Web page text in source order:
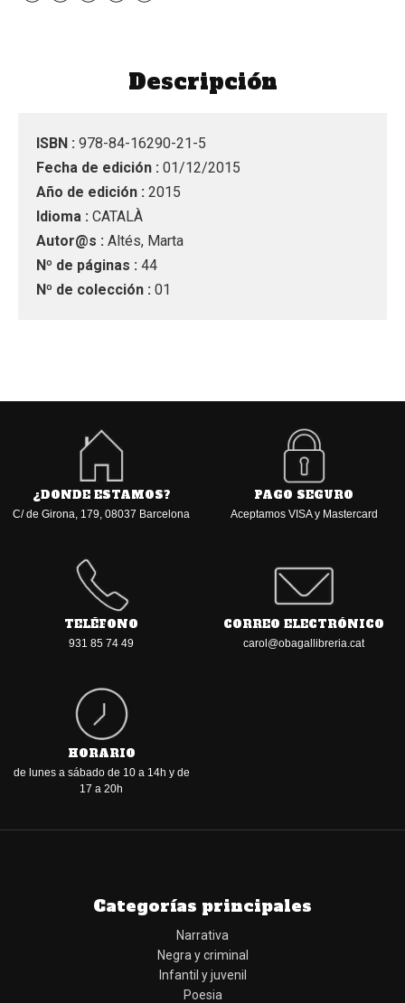
Descripción
ISBN : 978-84-16290-21-5
Fecha de edición : 01/12/2015
Año de edición : 2015
Idioma : CATALÀ
Autor@s : Altés, Marta
Nº de páginas : 44
Nº de colección : 01
¿DONDE ESTAMOS?
C/ de Girona, 179, 08037 Barcelona
PAGO SEGURO
Aceptamos VISA y Mastercard
TELÉFONO
931 85 74 49
CORREO ELECTRÓNICO
carol@obagallibreria.cat
HORARIO
de lunes a sábado de 10 a 14h y de
17 a 20h
Categorías principales
Narrativa
Negra y criminal
Infantil y juvenil
Poesia